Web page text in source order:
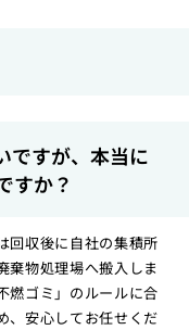
ですが、本当に
すか？
回収後に自社の集積所
棄物処理場へ搬入しま
燃ゴミ」のルールに合
、安心してお任せくだ